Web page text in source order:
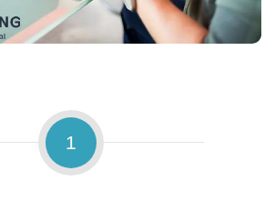
1